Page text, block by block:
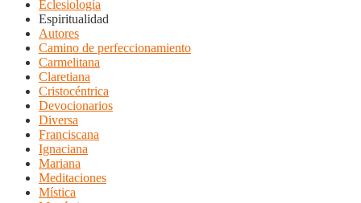
Eclesiología
Espiritualidad
Autores
Camino de perfeccionamiento
Carmelitana
Claretiana
Cristocéntrica
Devocionarios
Diversa
Franciscana
Ignaciana
Mariana
Meditaciones
Mística